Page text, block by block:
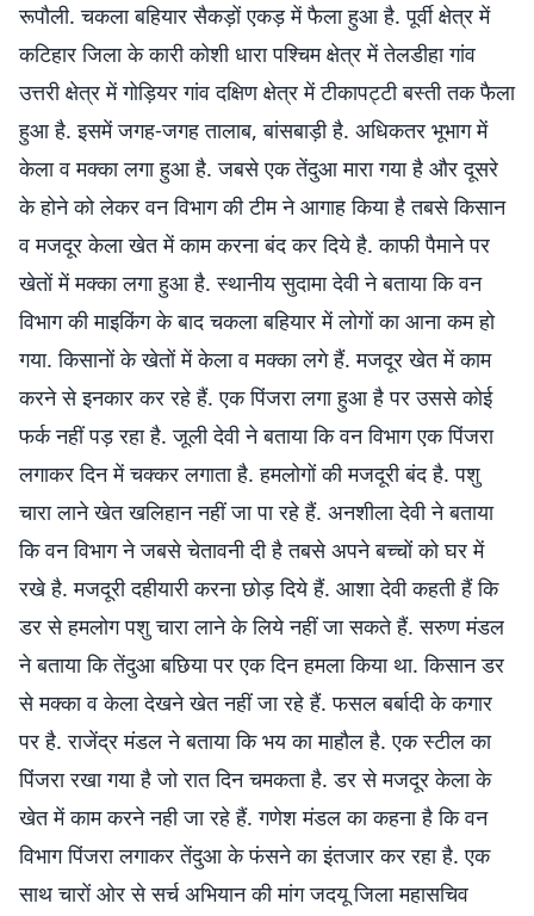
रूपौली. चकला बहियार सैकड़ों एकड़ में फैला हुआ है. पूर्वी क्षेत्र में
कटिहार जिला के कारी कोशी धारा पश्चिम क्षेत्र में तेलडीहा गांव
उत्तरी क्षेत्र में गोड़ियर गांव दक्षिण क्षेत्र में टीकापट्टी बस्ती तक फैला
हुआ है. इसमें जगह-जगह तालाब, बांसबाड़ी है. अधिकतर भूभाग में
केला व मक्का लगा हुआ है. जबसे एक तेंदुआ मारा गया है और दूसरे
के होने को लेकर वन विभाग की टीम ने आगाह किया है तबसे किसान
व मजदूर केला खेत में काम करना बंद कर दिये है. काफी पैमाने पर
खेतों में मक्का लगा हुआ है. स्थानीय सुदामा देवी ने बताया कि वन
विभाग की माइकिंग के बाद चकला बहियार में लोगों का आना कम हो
गया. किसानों के खेतों में केला व मक्का लगे हैं. मजदूर खेत में काम
करने से इनकार कर रहे हैं. एक पिंजरा लगा हुआ है पर उससे कोई
फर्क नहीं पड़ रहा है. जूली देवी ने बताया कि वन विभाग एक पिंजरा
लगाकर दिन में चक्कर लगाता है. हमलोगों की मजदूरी बंद है. पशु
चारा लाने खेत खलिहान नहीं जा पा रहे हैं. अनशीला देवी ने बताया
कि वन विभाग ने जबसे चेतावनी दी है तबसे अपने बच्चों को घर में
रखे है. मजदूरी दहीयारी करना छोड़ दिये हैं. आशा देवी कहती हैं कि
डर से हमलोग पशु चारा लाने के लिये नहीं जा सकते हैं. सरुण मंडल
ने बताया कि तेंदुआ बछिया पर एक दिन हमला किया था. किसान डर
से मक्का व केला देखने खेत नहीं जा रहे हैं. फसल बर्बादी के कगार
पर है. राजेंद्र मंडल ने बताया कि भय का माहौल है. एक स्टील का
पिंजरा रखा गया है जो रात दिन चमकता है. डर से मजदूर केला के
खेत में काम करने नही जा रहे हैं. गणेश मंडल का कहना है कि वन
विभाग पिंजरा लगाकर तेंदुआ के फंसने का इंतजार कर रहा है. एक
साथ चारों ओर से सर्च अभियान की मांग जदयू जिला महासचिव